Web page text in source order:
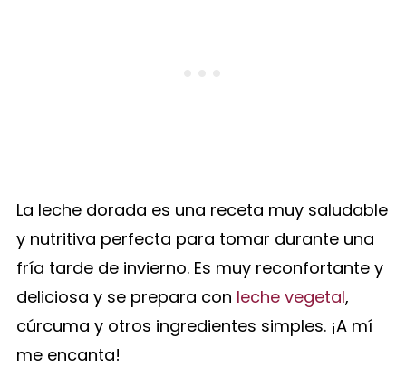
La leche dorada es una receta muy saludable
y nutritiva perfecta para tomar durante una
fría tarde de invierno. Es muy reconfortante y
deliciosa y se prepara con leche vegetal,
cúrcuma y otros ingredientes simples. ¡A mí
me encanta!